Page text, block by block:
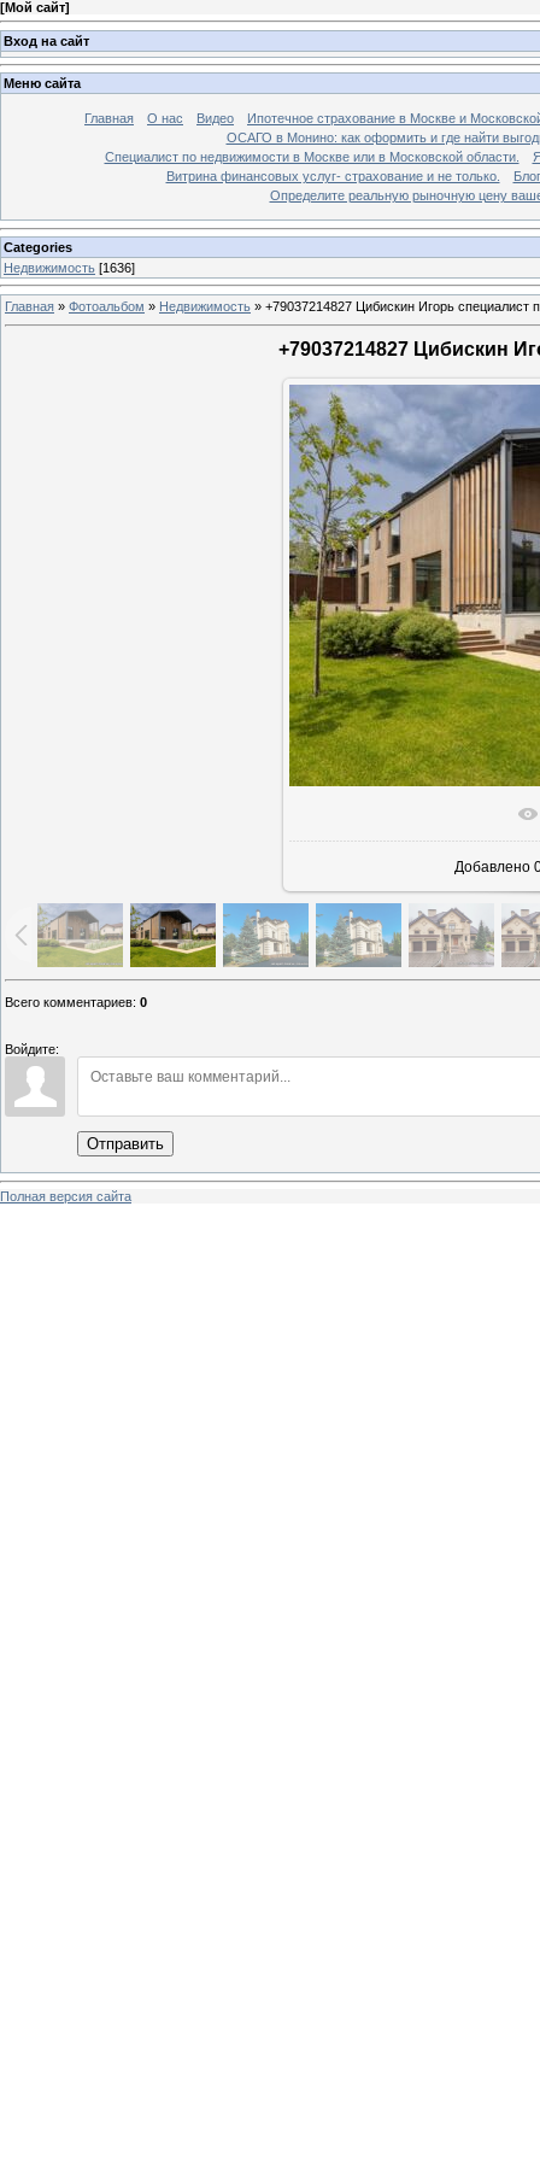
[Мой сайт]
Вход на сайт
Меню сайта
Главная О нас Видео
Ипотечное страхование в Москве и
ОСАГО в Монино: как оформить и где найти
Специалист по недвижимости в Москве или в Московской области.
Витрина финансовых услуг- страхование и не только.
Блог
Определите реальную рыночную цену
Categories
Недвижимость [1636]
Главная » Фотоальбом » Недвижимость » +79037214827 Цибискин Игорь специалист
+79037214827 Цибискин
В
Добавлено
Всего комментариев: 0
Войдите:
Отправить
Полная версия сайта